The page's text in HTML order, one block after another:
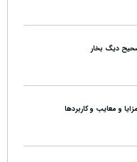
دیگ بخار
و معایب و کاربردها